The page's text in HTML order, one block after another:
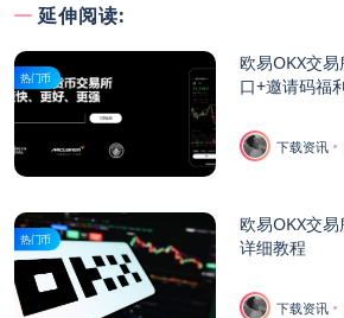
延伸阅读:
热门币
欧易OKX交
口+邀请码福
下载资讯
热门币
欧易OKX交
详细教程
下载资讯